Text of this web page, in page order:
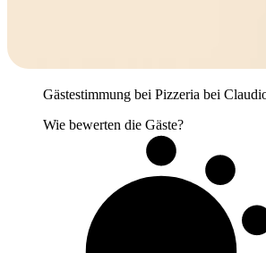
Gästestimmung bei Pizzeria bei
Wie bewerten die Gäste?